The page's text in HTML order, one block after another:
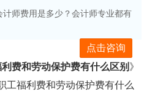
师费用是多少？会计师专业都有
点击咨询
费和劳动保护费有什么区别 》
工福利费和劳动保护费有什么